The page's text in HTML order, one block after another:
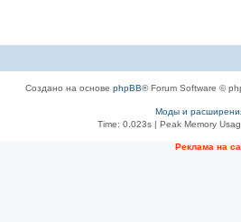
Создано на основе phpBB® Forum Software ©
Моды и
Time: 0.023s| Peak Memory
Рeклама на